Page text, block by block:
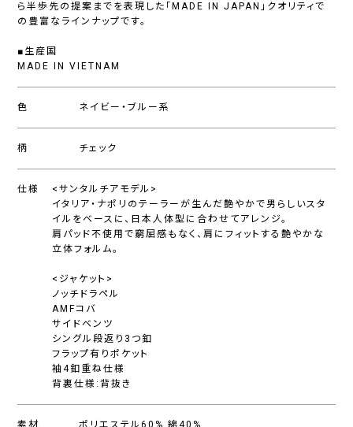
ら半歩先の提案までを表現した「MADE IN JAPAN」クオリティで
の豊富なラインナップです。
■生産国
MADE IN VIETNAM
色 ネイビー・ブルー系
柄 チェック
仕様
<サンタルチアモデル>
イタリア・ナポリのテーラーが生んだ艶やかで男らしいスタ
イルをベースに、日本人体型に合わせてアレンジ。
肩パッド不使用で窮屈感もなく、肩にフィットする艶やかな
立体フォルム。
<ジャケット>
ノッチドラペル
AMFコバ
サイドベンツ
シングル段返り3つ釦
フラップ有りポケット
袖4釦重ね仕様
背裏仕様:背抜き